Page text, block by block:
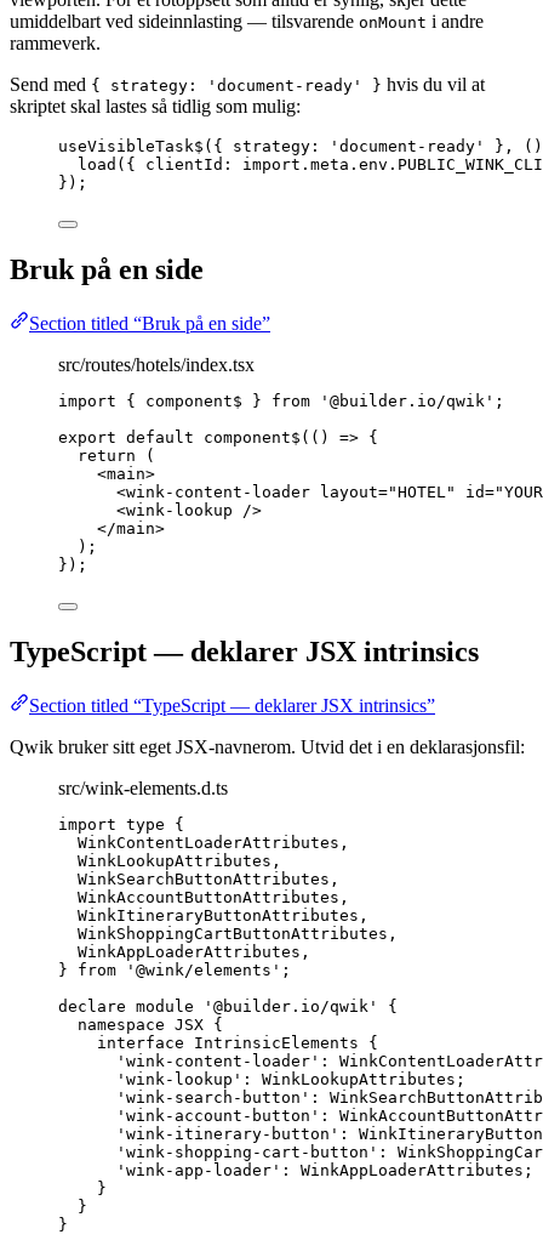
umiddelbart ved sideinnlasting — tilsvarende onMount i andre
rammeverk.
Send med { strategy: 'document-ready' } hvis du vil at
skriptet skal lastes så tidlig som mulig:
useVisibleTask$ ({ strategy: ' document-ready ' },
()
load ({ clientId: import. meta . env .
});
Bruk på en side
Section titled “Bruk på en side”
src/routes/hotels/index.tsx
import { component$ } from ' @builder.io/qwik ' ;
export default component$ ( () => {
return (
<main>
<wink-content-loader layout="HOTEL" id="
<wink-lookup />
</main>
);
});
TypeScript — deklarer JSX intrinsics
Section titled “TypeScript — deklarer JSX intrinsics”
Qwik bruker sitt eget JSX-navnerom. Utvid det i en deklarasjonsfil:
src/wink-elements.d.ts
import type {
WinkContentLoaderAttributes,
WinkLookupAttributes,
WinkSearchButtonAttributes,
WinkAccountButtonAttributes,
WinkItineraryButtonAttributes,
WinkShoppingCartButtonAttributes,
WinkAppLoaderAttributes,
} from ' @wink/elements ' ;
declare module ' @builder.io/qwik '
{
namespace JSX {
interface IntrinsicElements {
' wink-content-loader ' :
' wink-lookup ' : WinkLookupAttributes ;
' wink-search-button ' :
' wink-account-button ' :
' wink-itinerary-button ' :
' wink-shopping-cart-button ' :
' wink-app-loader ' : WinkAppLoaderAttributes ;
}
}
}